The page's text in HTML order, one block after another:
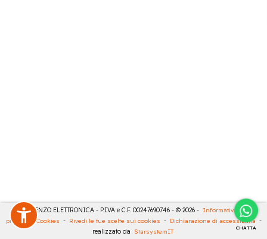
CHATTA
DE LORENZO ELETTRONICA - P.IVA e C.F. 00247690746 - © 2026 - Informativa sulla
privacy
Cookies - Rivedi le tue scelte sui cookies - Dichiarazione di accessibilità -
realizzato da StarsystemIT